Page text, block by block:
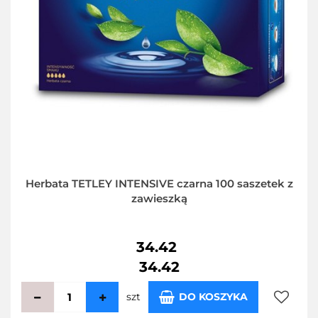
Herbata TETLEY INTENSIVE czarna 100 saszetek z
zawieszką
34.42
34.42
szt DO KOSZYKA